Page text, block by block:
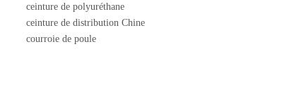
ceinture de polyuréthane
ceinture de distribution Chine
courroie de poule